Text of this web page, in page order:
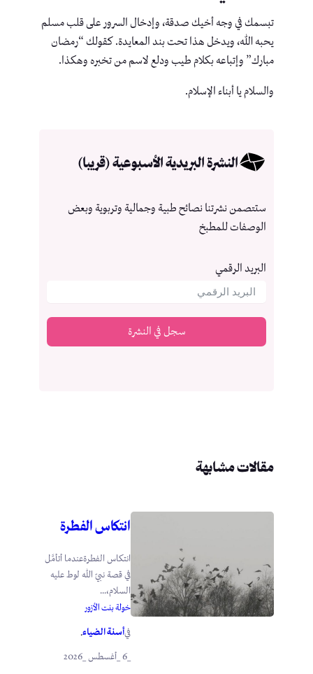
تبسمك في وجه أخيك صدقة، وإدخال السرور على قلب مسلم
يحبه الله، ويدخل هذا تحت بند المعايدة. كقولك “رمضان
مبارك” وإتباعه بكلام طيب ودلع لاسم من تخبره وهكذا.
والسلام يا أبناء الإسلام.
النشرة البريدية الأسبوعية (قريبا)
ستتصمن نشرتنا نصائح طبية وجمالية وتربوية وبعض
الوصفات للمطبخ
البريد الرقمي
سجل في النشرة
مقالات مشابهة
انتكاس الفطرة
انتكاس الفطرةعندما أتأمَّل
في قصة نبيّ الله لوط عليه
السلام،...
خولة بنت الأزور
فيأسنة الضياء.